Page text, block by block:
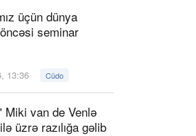
üçün dünya
seminar
13:36 Cüdo
Miki van de Venlə
üzrə razılığa gəlib